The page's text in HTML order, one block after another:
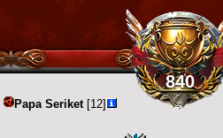
840
Papa Seriket[12]